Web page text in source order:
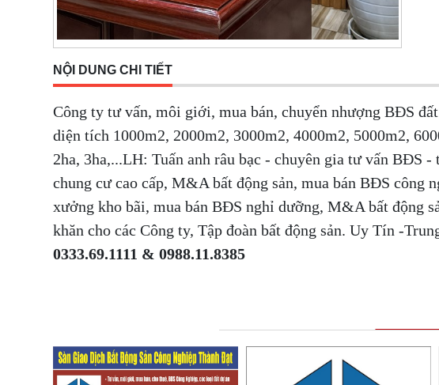
NỘI DUNG CHI TIẾT
Công ty tư vấn, môi giới, mua bán, chuyển nhượng BĐS
diện tích 1000m2, 2000m2, 3000m2, 4000m2, 5000m2,
2ha, 3ha,...LH: Tuấn anh râu bạc - chuyên gia tư vấn BĐS
chung cư cao cấp, M&A bất động sản, mua bán BĐS công
xưởng kho bãi, mua bán BĐS nghỉ dưỡng, M&A bất động
khăn cho các Công ty, Tập đoàn bất động sản. Uy Tín -
0333.69.1111 & 0988.11.8385